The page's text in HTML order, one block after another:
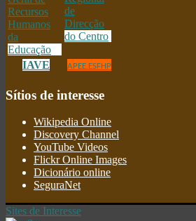
IAVE APEE.ESFHP
Sítios de interesse
Wikipedia Online
Discovery Channel
YouTube Videos
Flickr Online Images
Dicionário online
SeguraNet
Sites de Interesse